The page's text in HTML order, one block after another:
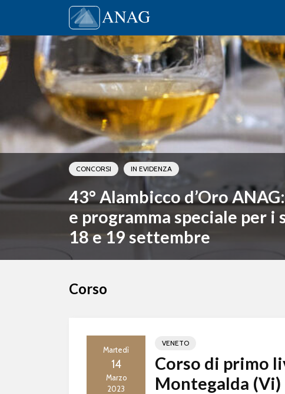
Main Navigation
CONCORSI IN EVIDENZA
43° Alambicco d’Oro
e programma speciale per i
18 e 19 settembre
Corso
Martedì
14
Marzo
2023
VENETO
Corso di primo
Montegalda (Vi)